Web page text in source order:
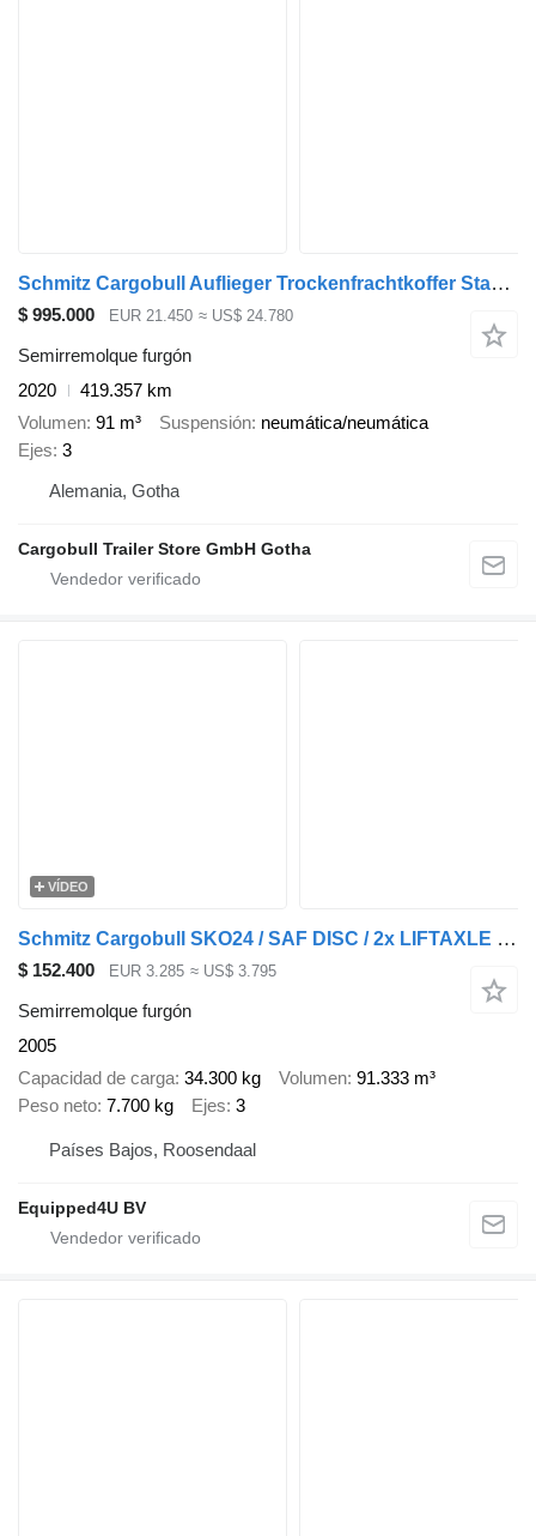
Schmitz Cargobull Auflieger Trockenfrachtkoffer Standard
$ 995.000 EUR 21.450 ≈ US$ 24.780
Semirremolque furgón
2020
419.357 km
Volumen 91 m³ Suspensión neumática/neumática
Ejes 3
Alemania, Gotha
Cargobull Trailer Store GmbH Gotha
VÍDEO
Schmitz Cargobull SKO24 / SAF DISC / 2x LIFTAXLE / GALVANIZED / NL-TRAILER
$ 152.400 EUR 3.285 ≈ US$ 3.795
Semirremolque furgón
2005
Capacidad de carga 34.300 kg Volumen 91.333 m³
Peso neto 7.700 kg Ejes 3
Países Bajos, Roosendaal
Equipped4U BV